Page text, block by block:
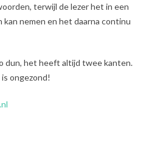
terwijl de lezer het in een
kan nemen en het daarna continu
dun, het heeft altijd twee kanten.
ongezond!